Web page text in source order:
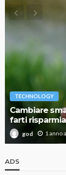
TECHNOLOGY
Cambiare
farti
god 1 anno
ADS